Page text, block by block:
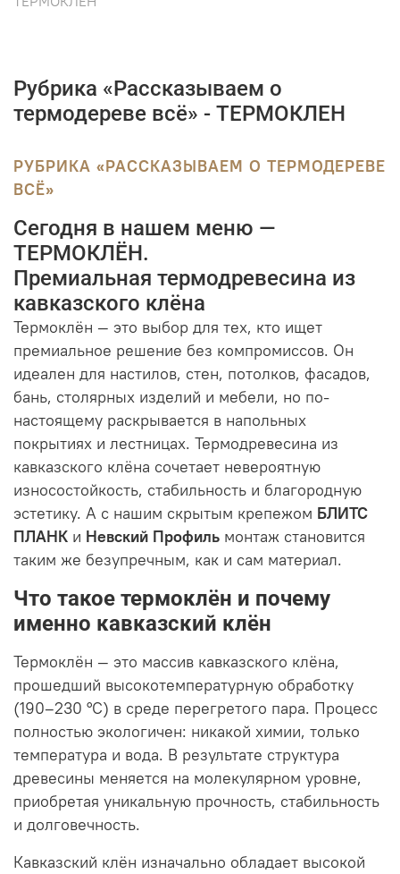
Рубрика «Рассказываем о
термодереве всё» - ТЕРМОКЛЕН
РУБРИКА «РАССКАЗЫВАЕМ О ТЕРМОДЕРЕВЕ
ВСЁ»
Сегодня в нашем меню —
ТЕРМОКЛЁН.
Премиальная термодревесина из
кавказского клёна
Термоклён — это выбор для тех, кто ищет
премиальное решение без компромиссов. Он
идеален для настилов, стен, потолков, фасадов,
бань, столярных изделий и мебели, но по-
настоящему раскрывается в напольных
покрытиях и лестницах. Термодревесина из
кавказского клёна сочетает невероятную
износостойкость, стабильность и благородную
эстетику. А с нашим скрытым крепежом БЛИТС
ПЛАНК и Невский Профиль монтаж становится
таким же безупречным, как и сам материал.
Что такое термоклён и почему
именно кавказский клён
Термоклён — это массив кавказского клёна,
прошедший высокотемпературную обработку
(190–230 °C) в среде перегретого пара. Процесс
полностью экологичен: никакой химии, только
температура и вода. В результате структура
древесины меняется на молекулярном уровне,
приобретая уникальную прочность, стабильность
и долговечность.
Кавказский клён изначально обладает высокой